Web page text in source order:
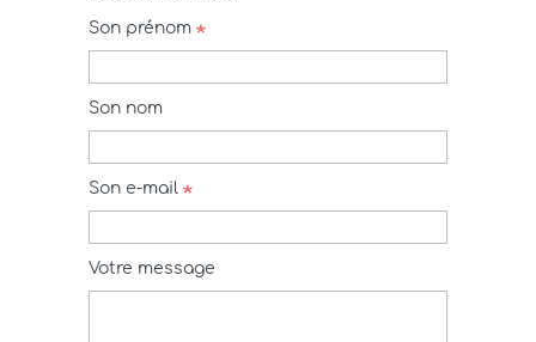
Son prénom
Son nom
Son e-mail
Votre message